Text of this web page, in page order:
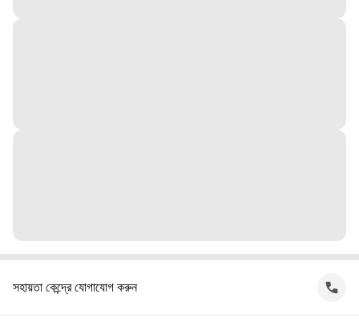
সহায়তা কেন্দ্রে যোগাযোগ করুন